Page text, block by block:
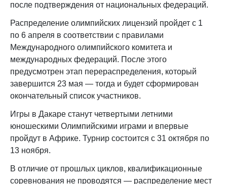
после подтверждения от национальных федераций.
Распределение олимпийских лицензий пройдет с 1
по 6 апреля в соответствии с правилами
Международного олимпийского комитета и
международных федераций. После этого
предусмотрен этап перераспределения, который
завершится 23 мая — тогда и будет сформирован
окончательный список участников.
Игры в Дакаре станут четвертыми летними
юношескими Олимпийскими играми и впервые
пройдут в Африке. Турнир состоится с 31 октября по
13 ноября.
В отличие от прошлых циклов, квалификационные
соревнования не проводятся — распределение мест